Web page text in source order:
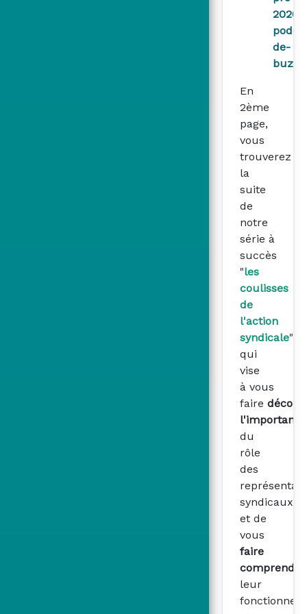
2026/
de-
buzzy
En
2ème
page,
vous
trouverez
la
suite
de
notre
série à
succès
"les
coulisses
de
l'action
syndicale"
qui
vise
à vous
faire
l'importance
du
rôle
des
syndicaux
et de
vous
faire
comprendre
leur